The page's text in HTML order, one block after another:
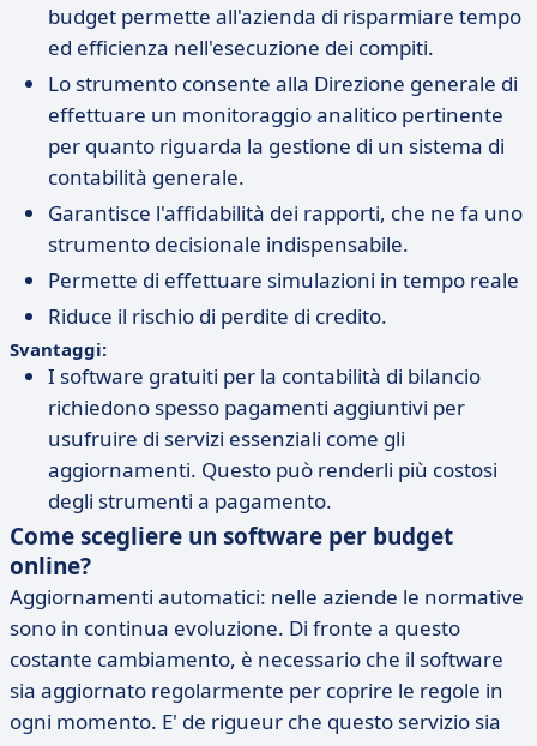
budget permette all'azienda di risparmiare tempo
ed efficienza nell'esecuzione dei compiti.
Lo strumento consente alla Direzione generale di
effettuare un monitoraggio analitico pertinente
per quanto riguarda la gestione di un sistema di
contabilità generale.
Garantisce l'affidabilità dei rapporti, che ne fa uno
strumento decisionale indispensabile.
Permette di effettuare simulazioni in tempo reale
Riduce il rischio di perdite di credito.
Svantaggi:
I software gratuiti per la contabilità di bilancio
richiedono spesso pagamenti aggiuntivi per
usufruire di servizi essenziali come gli
aggiornamenti. Questo può renderli più costosi
degli strumenti a pagamento.
Come scegliere un software per budget
online?
Aggiornamenti automatici: nelle aziende le normative
sono in continua evoluzione. Di fronte a questo
costante cambiamento, è necessario che il software
sia aggiornato regolarmente per coprire le regole in
ogni momento. E' de rigueur che questo servizio sia